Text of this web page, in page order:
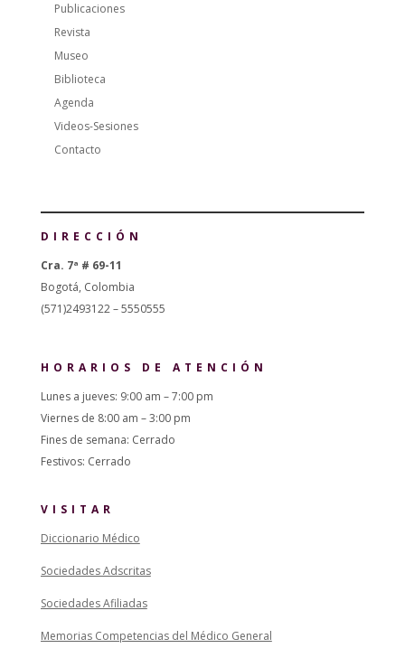
Publicaciones
Revista
Museo
Biblioteca
Agenda
Videos-Sesiones
Contacto
DIRECCIÓN
Cra. 7ª # 69-11
Bogotá, Colombia
(571)2493122 – 5550555
HORARIOS DE ATENCIÓN
Lunes a jueves: 9:00 am – 7:00 pm
Viernes de 8:00 am – 3:00 pm
Fines de semana: Cerrado
Festivos: Cerrado
VISITAR
Diccionario Médico
Sociedades Adscritas
Sociedades Afiliadas
Memorias Competencias del Médico General